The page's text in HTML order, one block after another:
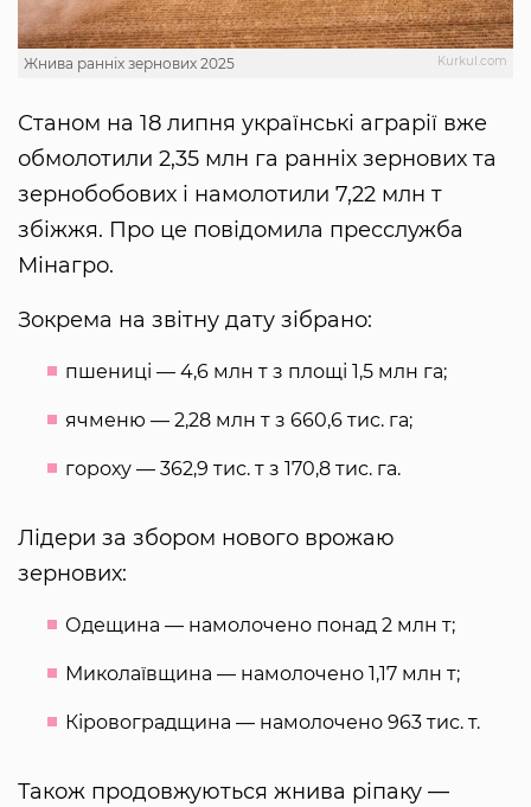
Kurkul.com
Жнива ранніх зернових 2025
Станом на 18 липня українські аграрії вже
обмолотили 2,35 млн га ранніх зернових та
зернобобових і намолотили 7,22 млн т
збіжжя. Про це повідомила пресслужба
Мінагро.
Зокрема на звітну дату зібрано:
пшениці — 4,6 млн т з площі 1,5 млн га;
ячменю — 2,28 млн т з 660,6 тис. га;
гороху — 362,9 тис. т з 170,8 тис. га.
Лідери за збором нового врожаю
зернових:
Одещина — намолочено понад 2 млн т;
Миколаївщина — намолочено 1,17 млн т;
Кіровоградщина — намолочено 963 тис. т.
Також продовжуються жнива ріпаку —